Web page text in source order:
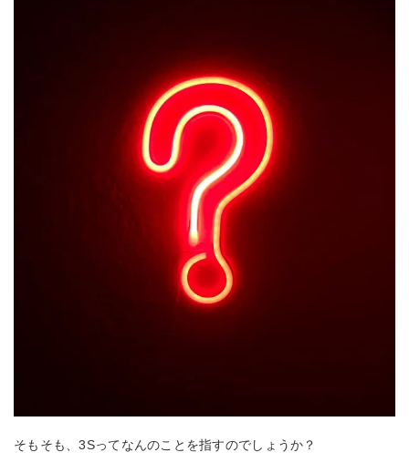
そもそも、3Sってなんのことを指すのでしょうか？